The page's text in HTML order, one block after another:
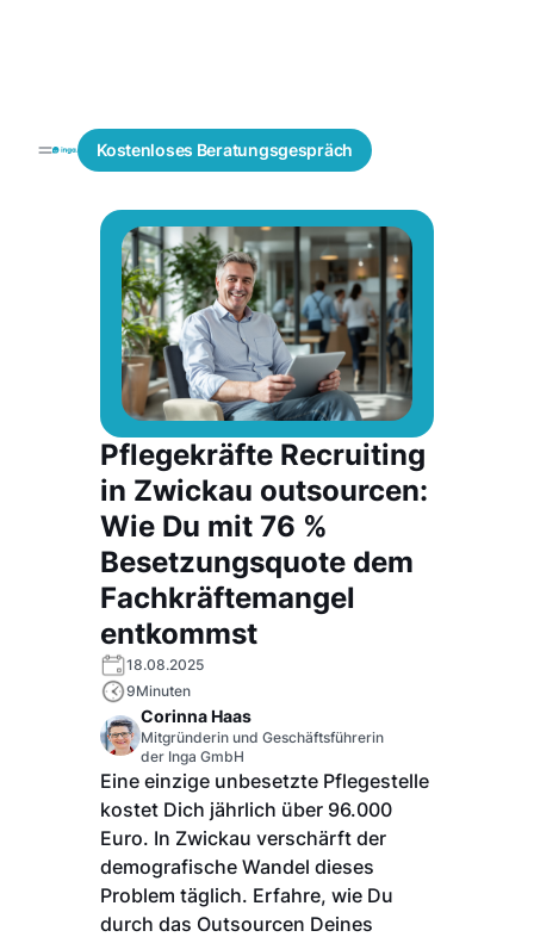
Kostenloses Beratungsgespräch
Blogs
Fachkräfte
finden
Active
Sourcing
Pflegekräfte Recruiting
in Zwickau outsourcen:
Wie Du mit 76 %
Besetzungsquote dem
Fachkräftemangel
entkommst
18.08.2025
9Minuten
Corinna Haas
Mitgründerin und Geschäftsführerin
der Inga GmbH
Eine einzige unbesetzte Pflegestelle
kostet Dich jährlich über 96.000
Euro. In Zwickau verschärft der
demografische Wandel dieses
Problem täglich. Erfahre, wie Du
durch das Outsourcen Deines